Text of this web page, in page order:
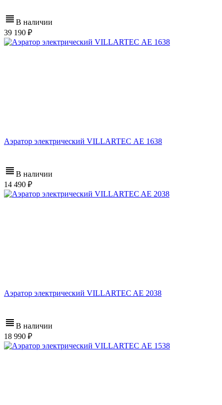
В наличии
39 190
Аэратор электрический VILLARTEC АЕ 1638
В наличии
14 490
Аэратор электрический VILLARTEC AE 2038
В наличии
18 990